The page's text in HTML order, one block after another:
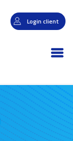
Login client